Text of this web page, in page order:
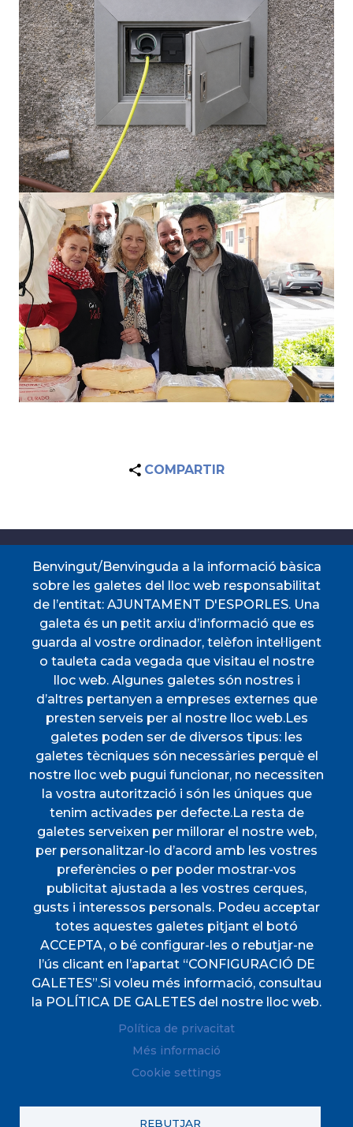
COMPARTIR
Accessos directes
CERTIFICAT DE VIATGE PERFIL DEL
CONTRACTANT
PORTAL DE
TRANSPARÈNCIA
SEU ELECTRÒNICA
TAULER D'ANUNCIS
TRANSPORT
Menú
INICI
AJUNTAMENT
DESCOBREIX ESPORLES
VIURE A ESPORLES
TOTES LES NOTÍCIES
CIF P0702000A. CP: 07190
Direccions
Plaça de l'Ajuntament, 1
(+34) 971 61 00 02
(+34) 971 61 04 45
Benvingut/Benvinguda a la informació bàsica
sobre les galetes del lloc web responsabilitat
de l’entitat: AJUNTAMENT D'ESPORLES. Una
galeta és un petit arxiu d’informació que es
guarda al vostre ordinador, telèfon intel·ligent
o tauleta cada vegada que visitau el nostre
lloc web. Algunes galetes són nostres i
d’altres pertanyen a empreses externes que
presten serveis per al nostre lloc web.Les
galetes poden ser de diversos tipus: les
galetes tècniques són necessàries perquè el
nostre lloc web pugui funcionar, no necessiten
la vostra autorització i són les úniques que
tenim activades per defecte.La resta de
galetes serveixen per millorar el nostre web,
per personalitzar-lo d’acord amb les vostres
preferències o per poder mostrar-vos
publicitat ajustada a les vostres cerques,
gusts i interessos personals. Podeu acceptar
totes aquestes galetes pitjant el botó
ACCEPTA, o bé configurar-les o rebutjar-ne
l’ús clicant en l’apartat “CONFIGURACIÓ DE
GALETES”.Si voleu més informació, consultau
la POLÍTICA DE GALETES del nostre lloc web.
Política de privacitat
Més informació
Cookie settings
REBUTJAR